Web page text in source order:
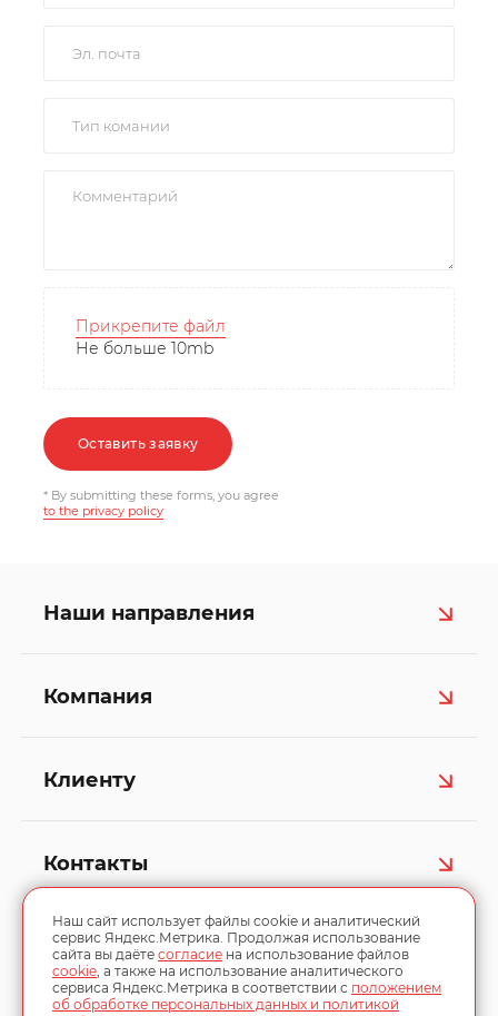
Прикрепите файл
Не больше 10mb
Оставить заявку
* By submitting these forms, you agree
to the privacy policy
Наши направления
Компания
Клиенту
Контакты
Наш сайт использует файлы cookie и аналитический
сервис Яндекс.Метрика. Продолжая использование
сайта вы даёте согласие на использование файлов
cookie, а также на использование аналитического
сервиса Яндекс.Метрика в соответствии с положением
об обработке персональных данных и политикой